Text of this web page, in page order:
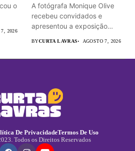
o
7, 2026
A fotógrafa Monique Olive
recebeu convidados e
apresentou a exposição
BYCURTA LAVRAS AGOSTO 7, 2026
De PrivacidadeTermos De Uso
Todos os Direitos Reservados